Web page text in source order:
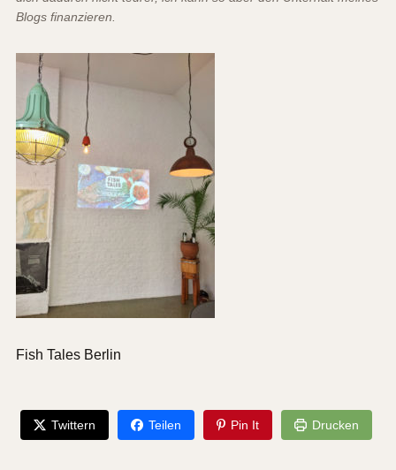
Blogs finanzieren.
Fish Tales Berlin
Twittern Teilen Pin It Drucken